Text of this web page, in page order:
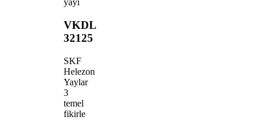
yayı
VKDL
32125
SKF
Helezon
Yaylar
3
temel
fikirle